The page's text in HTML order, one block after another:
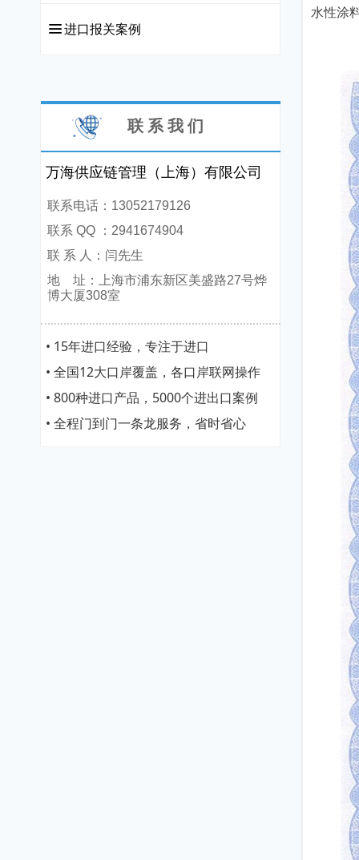
끀进口报关案例
水性涂
• 15年进口经验，专注于进口
• 全国12大口岸覆盖，各口岸联网操作
• 800种进口产品，5000个进出口案例
• 全程门到门一条龙服务，省时省心
联系电话：13052179126
联系 QQ ：2941674904
联 系 人：闫先生
地 址：上海市浦东新区美盛路27号烨
博大厦308室
万海供应链管理（上海）有限公司
联 系 我 们